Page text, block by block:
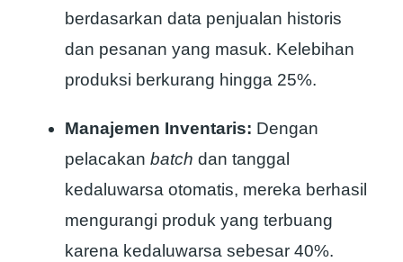
berdasarkan data penjualan historis
dan pesanan yang masuk. Kelebihan
produksi berkurang hingga 25%.
Manajemen Inventaris: Dengan
pelacakan batch dan tanggal
kedaluwarsa otomatis, mereka berhasil
mengurangi produk yang terbuang
karena kedaluwarsa sebesar 40%.